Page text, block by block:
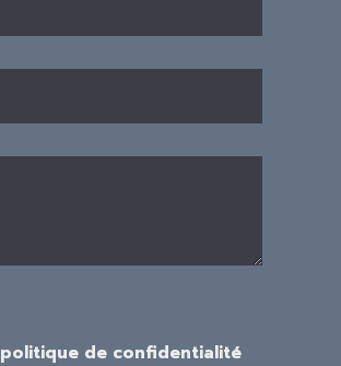
politique de confidentialité